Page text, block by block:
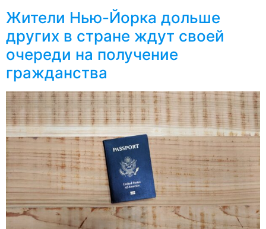
Жители Нью-Йорка дольше
других в стране ждут своей
очереди на получение
гражданства